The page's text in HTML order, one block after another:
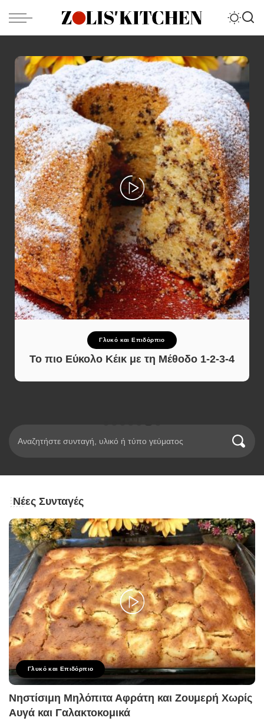
Γλυκό και Επιδόρπιο
Το πιο Εύκολο Κέικ με τη Μέθοδο 1-2-3-4
Νέες Συνταγές
Γλυκό και Επιδόρπιο
Νηστίσιμη Μηλόπιτα Αφράτη και Ζουμερή Χωρίς
Αυγά και Γαλακτοκομικά